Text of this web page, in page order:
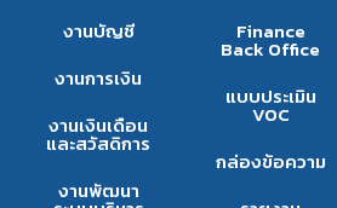
งานบัญชี
งานการเงิน
งานเงินเดือน
และสวัสดิการ
งานพัฒนา
Finance
Back Office
แบบประเมิน
VOC
กล่องข้อความ